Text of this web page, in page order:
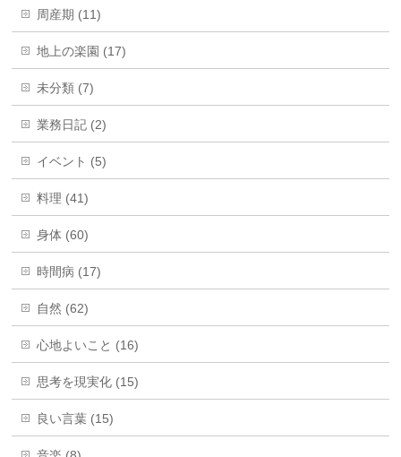
周産期 (11)
地上の楽園 (17)
未分類 (7)
業務日記 (2)
イベント (5)
料理 (41)
身体 (60)
時間病 (17)
自然 (62)
心地よいこと (16)
思考を現実化 (15)
良い言葉 (15)